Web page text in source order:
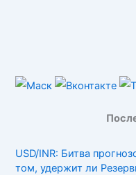
USD/INR: Битва
том, удержит ли